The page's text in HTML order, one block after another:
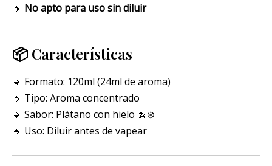
🔸 No apto para uso sin diluir
📦 Características
🔹 Formato: 120ml (24ml de aroma)
🔹 Tipo: Aroma concentrado
🔹 Sabor: Plátano con hielo 🍌❄️
🔹 Uso: Diluir antes de vapear